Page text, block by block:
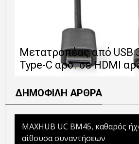
Μετατροπέας από USB
Type-C αρσ. σε HDMI
ΔΗΜΟΦΙΛΗ ΑΡΘΡΑ
MAXHUB UC BM45, καθαρός
αίθουσα συναντήσεων